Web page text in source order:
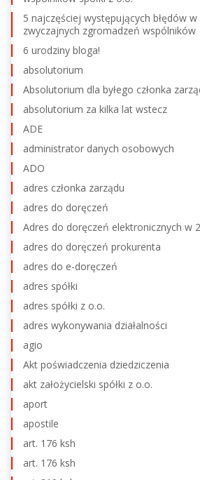
5 najczęściej występujących błędów
zwyczajnych zgromadzeń wspólników
6 urodziny bloga!
absolutorium
Absolutorium dla byłego członka
absolutorium za kilka lat wstecz
ADE
administrator danych osobowych
ADO
adres członka zarządu
adres do doręczeń
Adres do doręczeń elektronicznych w
adres do doręczeń prokurenta
adres do e-doręczeń
adres spółki
adres spółki z o.o.
adres wykonywania działalności
agio
Akt poświadczenia dziedziczenia
akt założycielski spółki z o.o.
aport
apostile
art. 176 ksh
art. 176 ksh